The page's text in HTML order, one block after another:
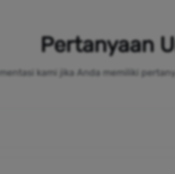
Pertanyaan
kami jika Anda memiliki